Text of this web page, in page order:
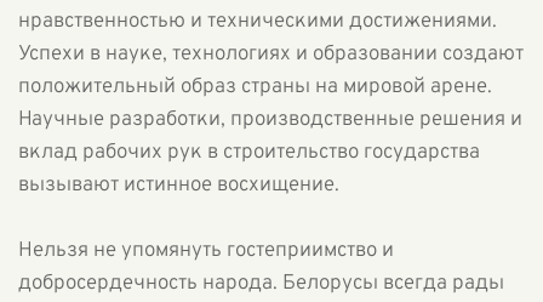
нравственностью и техническими достижениями.
Успехи в науке, технологиях и образовании создают
положительный образ страны на мировой арене.
Научные разработки, производственные решения и
вклад рабочих рук в строительство государства
вызывают истинное восхищение.
Нельзя не упомянуть гостеприимство и
добросердечность народа. Белорусы всегда рады